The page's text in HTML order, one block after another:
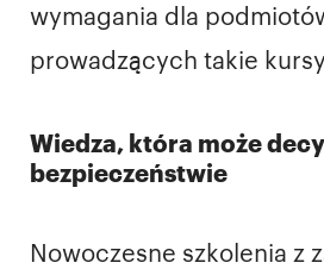
wymagania dla
prowadzących takie
Wiedza, która może
bezpieczeństwie
Nowoczesne szkolenia z